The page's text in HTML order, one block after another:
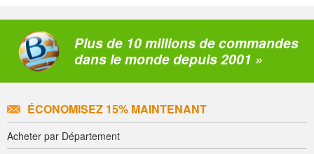
Plus de 10 millions de commandes
dans le monde depuis 2001 »
ÉCONOMISEZ 15% MAINTENANT
Acheter par Département